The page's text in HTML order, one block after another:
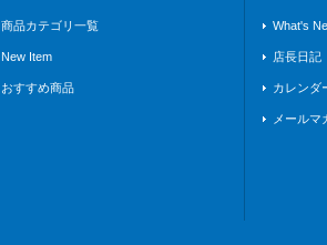
商品カテゴリ一覧
New Item
おすすめ商品
What's
店長日記
カレンダ
メールマ